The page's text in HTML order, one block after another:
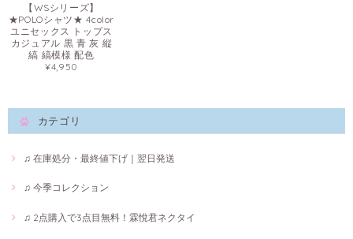
【WSシリーズ】
★POLOシャツ★ 4color
ユニセックス トップス
カジュアル 黒 青 灰 縦
縞 縞模様 配色
¥4,950
カテゴリ
♫ 在庫処分・最終値下げ｜翌日発送
♫ 今季コレクション
♫ 2点購入で3点目無料！霖悅君ネクタイ